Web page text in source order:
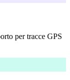
per tracce GPS